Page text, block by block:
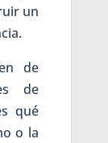
un
de
de
qué
o la